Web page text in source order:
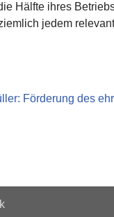
Hälfte ihres
jedem
Förderung des